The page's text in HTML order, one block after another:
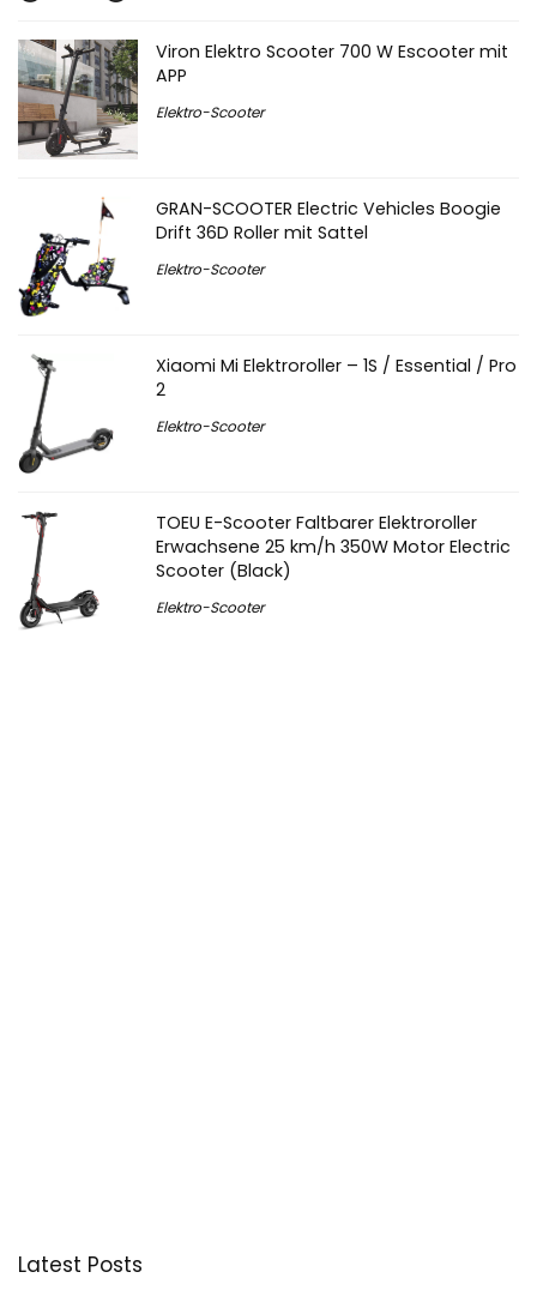
Viron Elektro Scooter 700 W Escooter mit
APP
Elektro-Scooter
GRAN-SCOOTER Electric Vehicles Boogie
Drift 36D Roller mit Sattel
Elektro-Scooter
Xiaomi Mi Elektroroller – 1S / Essential / Pro
2
Elektro-Scooter
TOEU E-Scooter Faltbarer Elektroroller
Erwachsene 25 km/h 350W Motor Electric
Scooter (Black)
Elektro-Scooter
Latest Posts